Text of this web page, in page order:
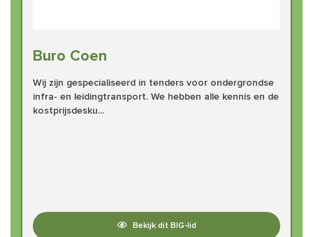
Buro Coen
Wij zijn gespecialiseerd in tenders voor ondergrondse
infra- en leidingtransport. We hebben alle kennis en de
kostprijsdesku...
Bekijk dit BIG-lid